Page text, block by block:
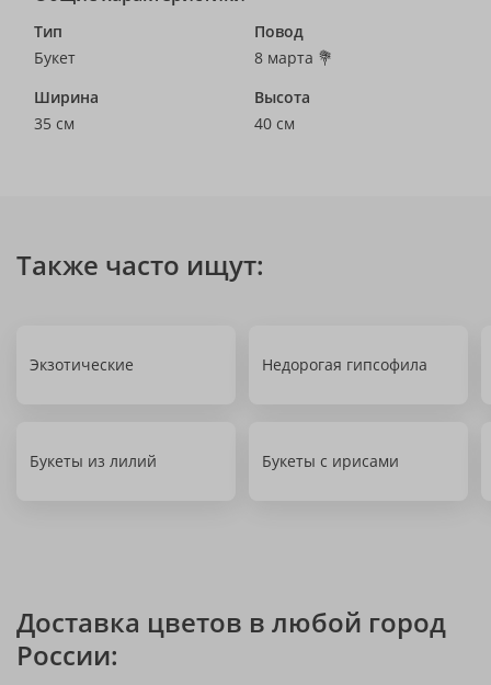
Тип
Букет
Повод
8 марта 💐
Ширина
35 см
Высота
40 см
Также часто ищут:
Экзотические Недорогая гипсофила
Букеты из лилий Букеты с ирисами
Доставка цветов в любой город
России: